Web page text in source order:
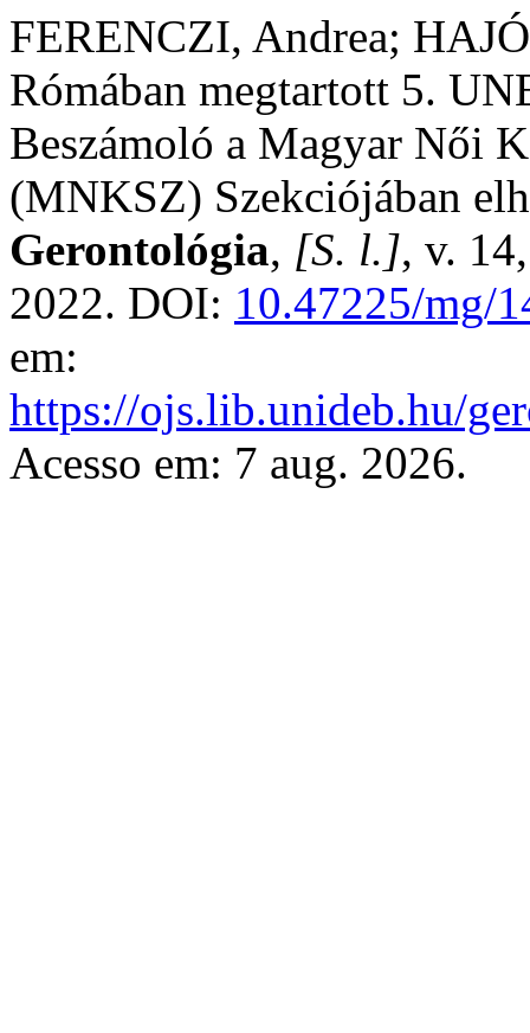
FERENCZI, Andrea;
Rómában megtartott 5.
Beszámoló a Magyar Női
(MNKSZ) Szekciójában
Gerontológia, [S. l.], v.
2022. DOI: 10.47225/mg/
em:
https://ojs.lib.unideb.hu/
Acesso em: 7 aug. 2026.